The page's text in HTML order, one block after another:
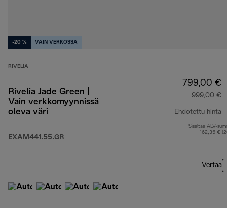
-20 % VAIN VERKOSSA
RIVELIA
Rivelia Jade Green |
Vain verkkomyynnissä
oleva väri
EXAM441.55.GR
799,00 €
999,00 €
Ehdotettu hinta
Sisältää ALV-
162,35 €
Vertaa